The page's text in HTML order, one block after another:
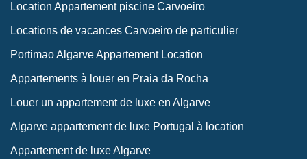
Location Appartement piscine Carvoeiro
Locations de vacances Carvoeiro de particulier
Portimao Algarve Appartement Location
Appartements à louer en Praia da Rocha
Louer un appartement de luxe en Algarve
Algarve appartement de luxe Portugal à location
Appartement de luxe Algarve